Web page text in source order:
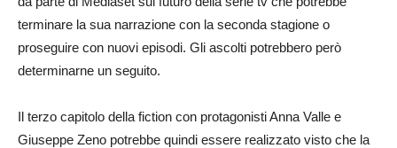
terminare la sua narrazione con la seconda stagione o
proseguire con nuovi episodi. Gli ascolti potrebbero però
determinarne un seguito.
Il terzo capitolo della fiction con protagonisti Anna Valle e
Giuseppe Zeno potrebbe quindi essere realizzato visto che la